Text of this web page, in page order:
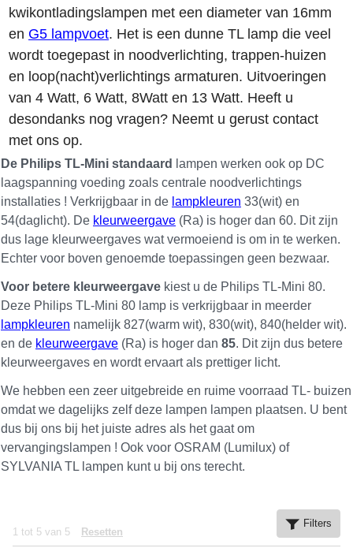
kwikontladingslampen met een diameter van 16mm
en G5 lampvoet. Het is een dunne TL lamp die veel
wordt toegepast in noodverlichting, trappen-huizen
en loop(nacht)verlichtings armaturen. Uitvoeringen
van 4 Watt, 6 Watt, 8Watt en 13 Watt. Heeft u
desondanks nog vragen? Neemt u gerust contact
met ons op.
De Philips TL-Mini standaard
lampen werken ook op DC
laagspanning voeding zoals centrale noodverlichtings
installaties ! Verkrijgbaar in de lampkleuren 33(wit) en
54(daglicht). De kleurweergave (Ra) is hoger dan 60. Dit zijn
dus lage kleurweergaves wat vermoeiend is om in te werken.
Echter voor boven genoemde toepassingen geen bezwaar.
Voor betere kleurweergave kiest u de Philips TL-Mini 80.
Deze Philips TL-Mini 80 lamp is verkrijgbaar in meerder
lampkleuren namelijk 827(warm wit), 830(wit), 840(helder wit).
en de kleurweergave (Ra) is hoger dan 85. Dit zijn dus betere
kleurweergaves en wordt ervaart als prettiger licht.
We hebben een zeer uitgebreide en ruime voorraad TL- buizen
omdat we dagelijks zelf deze lampen lampen plaatsen. U bent
dus bij ons bij het juiste adres als het gaat om
vervangingslampen ! Ook voor OSRAM (Lumilux) of
SYLVANIA TL lampen kunt u bij ons terecht.
1 tot 5 van 5 Resetten
Filters